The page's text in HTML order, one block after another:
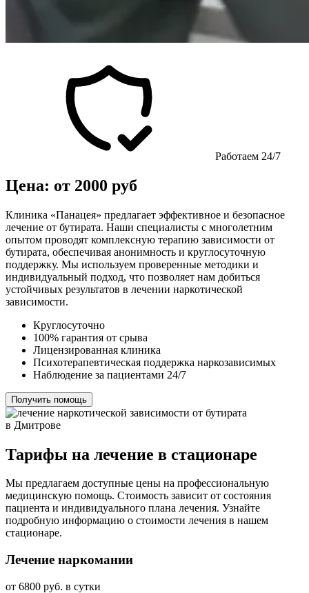
Работаем 24/7
Цена: от 2000 руб
Клиника «Панацея» предлагает эффективное и безопасное
лечение от бутирата. Наши специалисты с многолетним
опытом проводят комплексную терапию зависимости от
бутирата, обеспечивая анонимность и круглосуточную
поддержку. Мы используем проверенные методики и
индивидуальный подход, что позволяет нам добиться
устойчивых результатов в лечении наркотической
зависимости.
Круглосуточно
100% гарантия от срыва
Лицензированная клиника
Психотерапевтическая поддержка наркозависимых
Наблюдение за пациентами 24/7
Получить помощь
Тарифы на лечение в стационаре
Мы предлагаем доступные цены на профессиональную
медицинскую помощь. Стоимость зависит от состояния
пациента и индивидуального плана лечения. Узнайте
подробную информацию о стоимости лечения в нашем
стационаре.
Лечение наркомании
от 6800 руб. в сутки